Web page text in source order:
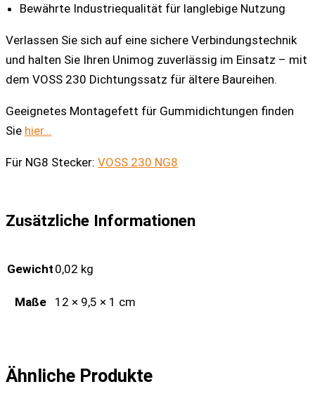
Bewährte Industriequalität für langlebige Nutzung
Verlassen Sie sich auf eine sichere Verbindungstechnik
und halten Sie Ihren Unimog zuverlässig im Einsatz – mit
dem VOSS 230 Dichtungssatz für ältere Baureihen.
Geeignetes Montagefett für Gummidichtungen finden
Sie hier…
Für NG8 Stecker: VOSS 230 NG8
Zusätzliche Informationen
Gewicht 0,02 kg
Maße 12 × 9,5 × 1 cm
Ähnliche Produkte